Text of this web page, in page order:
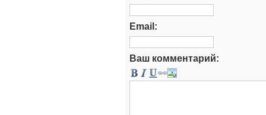
Email:
Ваш комментарий: